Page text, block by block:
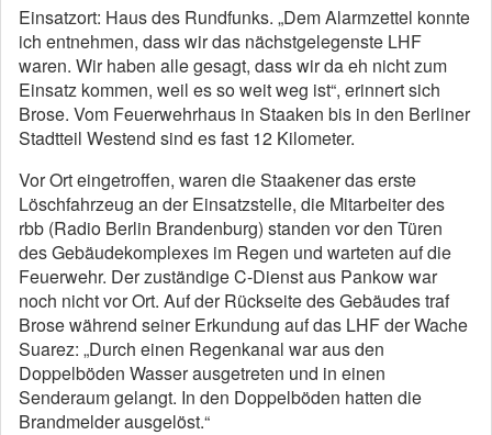
Einsatzort: Haus des Rundfunks. „Dem Alarmzettel konnte
ich entnehmen, dass wir das nächstgelegenste LHF
waren. Wir haben alle gesagt, dass wir da eh nicht zum
Einsatz kommen, weil es so weit weg ist“, erinnert sich
Brose. Vom Feuerwehrhaus in Staaken bis in den Berliner
Stadtteil Westend sind es fast 12 Kilometer.
Vor Ort eingetroffen, waren die Staakener das erste
Löschfahrzeug an der Einsatzstelle, die Mitarbeiter des
rbb (Radio Berlin Brandenburg) standen vor den Türen
des Gebäudekomplexes im Regen und warteten auf die
Feuerwehr. Der zuständige C-Dienst aus Pankow war
noch nicht vor Ort. Auf der Rückseite des Gebäudes traf
Brose während seiner Erkundung auf das LHF der Wache
Suarez: „Durch einen Regenkanal war aus den
Doppelböden Wasser ausgetreten und in einen
Senderaum gelangt. In den Doppelböden hatten die
Brandmelder ausgelöst.“